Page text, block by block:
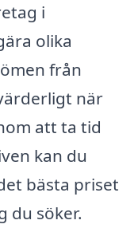
i
olika
från
när
att ta tid
kan du
bästa priset
du söker.